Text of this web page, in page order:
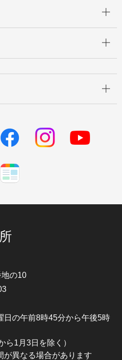
の10
日の午前8時45分から午後5時
ら1月3日を除く）
異なる場合があります